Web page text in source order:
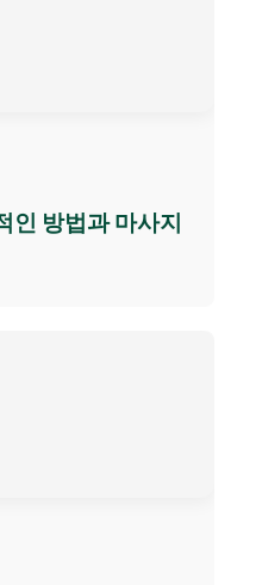
인 방법과 마사지